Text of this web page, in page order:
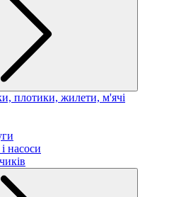
плотики, жилети, м'ячі
насоси